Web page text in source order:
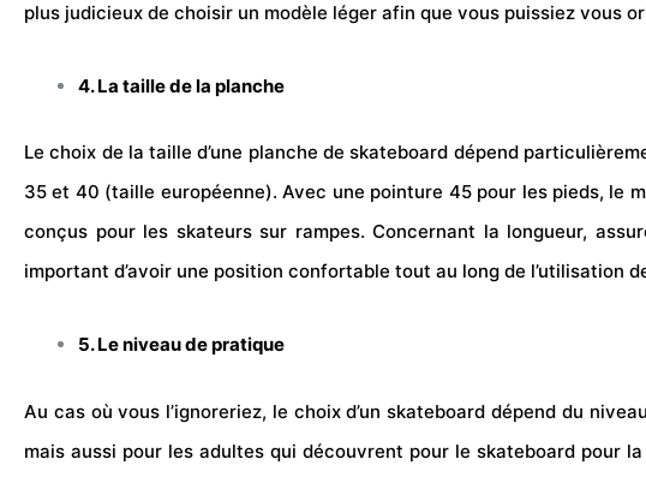
plus judicieux de choisir un modèle léger afin que vous puissiez vous
4. La taille de la planche
Le choix de la taille d’une planche de skateboard dépend
35 et 40 (taille européenne). Avec une pointure 45 pour les pieds, le
conçus pour les skateurs sur rampes. Concernant la longueur,
important d’avoir une position confortable tout au long de l’utilisation
5. Le niveau de pratique
Au cas où vous l’ignoreriez, le choix d’un skateboard dépend du
mais aussi pour les adultes qui découvrent pour le skateboard pour